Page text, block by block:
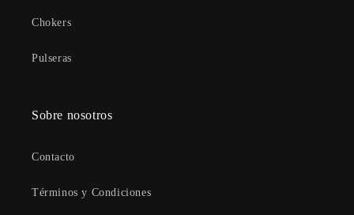
Chokers
Pulseras
Sobre nosotros
Contacto
Términos y Condiciones